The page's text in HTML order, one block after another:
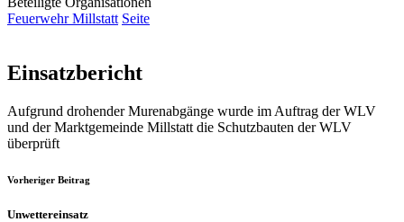
Feuerwehr Millstatt Seite
Einsatzbericht
Aufgrund drohender Murenabgänge wurde im Auftrag der WLV
und der Marktgemeinde Millstatt die Schutzbauten der WLV
überprüft
Vorheriger Beitrag
Unwettereinsatz